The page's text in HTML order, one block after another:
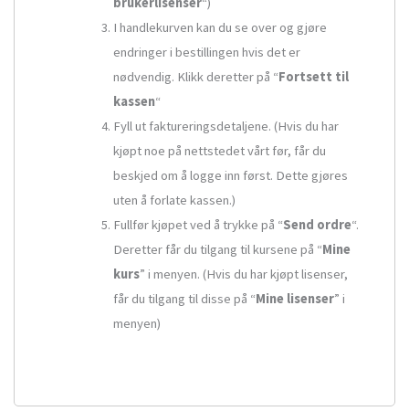
I handlekurven kan du se over og gjøre
endringer i bestillingen hvis det er
nødvendig. Klikk deretter på “Fortsett til
kassen“
Fyll ut faktureringsdetaljene. (Hvis du har
kjøpt noe på nettstedet vårt før, får du
beskjed om å logge inn først. Dette gjøres
uten å forlate kassen.)
Fullfør kjøpet ved å trykke på “Send ordre“.
Deretter får du tilgang til kursene på “Mine
kurs” i menyen. (Hvis du har kjøpt lisenser,
får du tilgang til disse på “Mine lisenser” i
menyen)